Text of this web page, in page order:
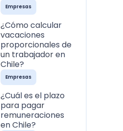
Empresas
¿Cómo calcular
vacaciones
proporcionales de
un trabajador en
Chile?
Empresas
¿Cuál es el plazo
para pagar
remuneraciones
en Chile?